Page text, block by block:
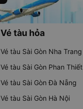
Vé tàu hỏa
Vé tàu Sài Gòn Nha Trang
Vé tàu Sài Gòn Phan Thiết
Vé tàu Sài Gòn Đà Nẵng
Vé tàu Sài Gòn Hà Nội